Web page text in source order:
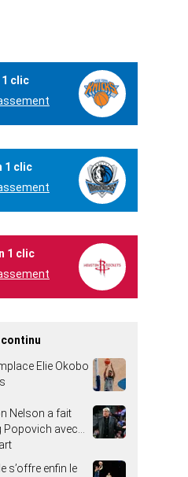
1 clic
1 clic
1 clic
continu
Elie Okobo
Nelson a fait
Popovich avec…
s’offre enfin le